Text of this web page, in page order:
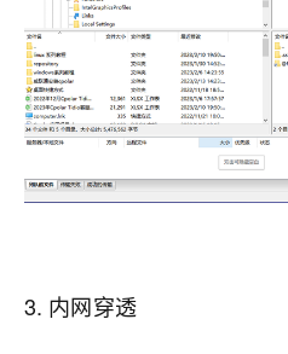
3. 内网穿透